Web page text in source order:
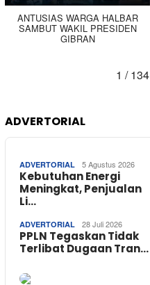
ANTUSIAS WARGA HALBAR
SAMBUT WAKIL PRESIDEN
GIBRAN
1 / 134
ADVERTORIAL
ADVERTORIAL 5 Agustus 2026
Kebutuhan Energi
Meningkat, Penjualan
Li…
ADVERTORIAL 28 Juli 2026
PPLN Tegaskan Tidak
Terlibat Dugaan Tran…